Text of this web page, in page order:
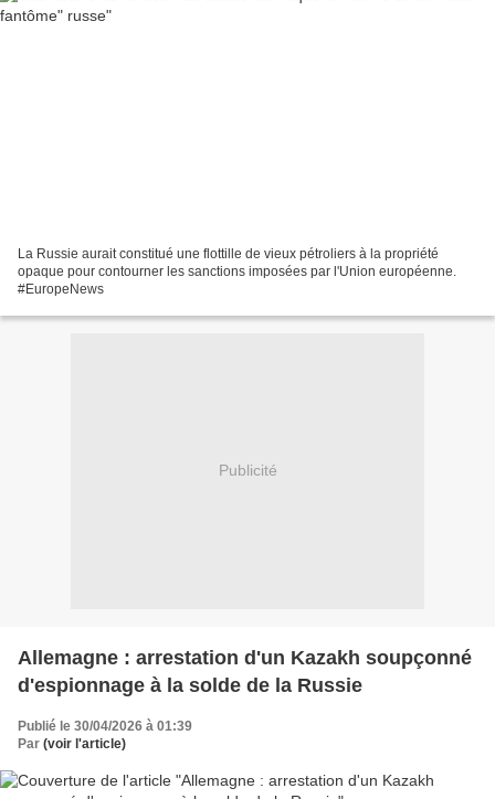
La Russie aurait constitué une flottille de vieux pétroliers à la propriété
opaque pour contourner les sanctions imposées par l'Union européenne.
#EuropeNews
Publicité
Allemagne : arrestation d'un Kazakh soupçonné
d'espionnage à la solde de la Russie
Publié le 30/04/2026 à 01:39
Par (voir l'article)